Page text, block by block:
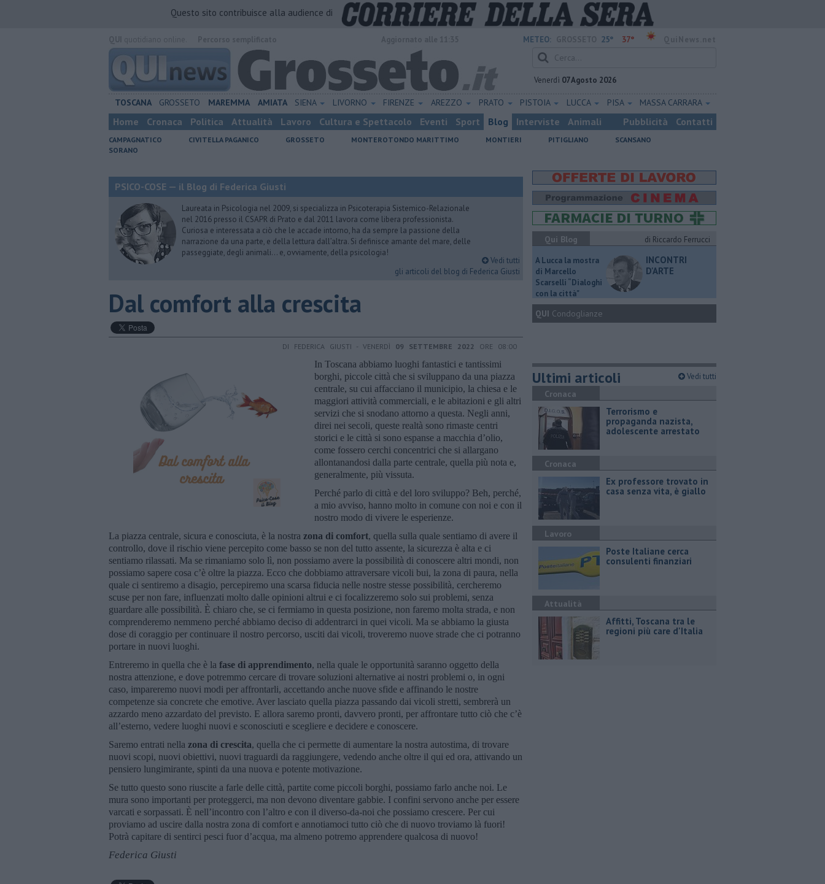
Questo sito contribuisce alla audience di
METEO: 25° 37°
Venerdì 07 Agosto 2026
TOSCANA GROSSETO MAREMMA AMIATA SIENA LIVORNO FIRENZE AREZZO PRATO PISTOIA LUCCA PISA MASSA CARRARA
Home Cronaca Politica Attualità Lavoro Cultura e Spettacolo Eventi Sport Blog Interviste Animali Pubblicità Contatti
CAMPAGNATICO CIVITELLA PAGANICO GROSSETO MONTEROTONDO MARITTIMO MONTIERI PITIGLIANO
SCANSANO
SORANO
PSICO-COSE — il Blog di Federica Giusti
Laureata in Psicologia nel 2009, si specializza in Psicoterapia Sistemico-Relazionale
nel 2016 presso il CSAPR di Prato e dal 2011 lavora come libera professionista.
Curiosa e interessata a ciò che le accade intorno, ha da sempre la passione della
narrazione da una parte, e della lettura dall’altra. Si definisce amante del mare, delle
passeggiate, degli animali… e, ovviamente, della psicologia!
Vedi tutti
gli articoli del blog di Federica Giusti
​Dal comfort alla crescita
DI FEDERICA GIUSTI - VENERDÌ 09 SETTEMBRE 2022 ORE 08:00
In Toscana abbiamo luoghi fantastici e tantissimi
borghi, piccole città che si sviluppano da una piazza
centrale, su cui affacciano il municipio, la chiesa e le
maggiori attività commerciali, e le abitazioni e gli altri
servizi che si snodano attorno a questa. Negli anni,
direi nei secoli, queste realtà sono rimaste centri
storici e le città si sono espanse a macchia d’olio,
come fossero cerchi concentrici che si allargano
allontanandosi dalla parte centrale, quella più nota e,
generalmente, più vissuta.
Perché parlo di città e del loro sviluppo? Beh, perché,
a mio avviso, hanno molto in comune con noi e con il
nostro modo di vivere le esperienze.
La piazza centrale, sicura e conosciuta, è la nostra zona di comfort, quella sulla quale sentiamo di avere il
controllo, dove il rischio viene percepito come basso se non del tutto assente, la sicurezza è alta e ci
sentiamo rilassati. Ma se rimaniamo solo lì, non possiamo avere la possibilità di conoscere altri mondi, non
possiamo sapere cosa c’è oltre la piazza. Ecco che dobbiamo attraversare vicoli bui, la zona di paura, nella
quale ci sentiremo a disagio, percepiremo una scarsa fiducia nelle nostre stesse possibilità, cercheremo
scuse per non fare, influenzati molto dalle opinioni altrui e ci focalizzeremo solo sui problemi, senza
guardare alle possibilità. È chiaro che, se ci fermiamo in questa posizione, non faremo molta strada, e non
comprenderemo nemmeno perché abbiamo deciso di addentrarci in quei vicoli. Ma se abbiamo la giusta
dose di coraggio per continuare il nostro percorso, usciti dai vicoli, troveremo nuove strade che ci potranno
portare in nuovi luoghi.
Entreremo in quella che è la fase di apprendimento, nella quale le opportunità saranno oggetto della
nostra attenzione, e dove potremmo cercare di trovare soluzioni alternative ai nostri problemi o, in ogni
caso, impareremo nuovi modi per affrontarli, accettando anche nuove sfide e affinando le nostre
competenze sia concrete che emotive. Aver lasciato quella piazza passando dai vicoli stretti, sembrerà un
azzardo meno azzardato del previsto. E allora saremo pronti, davvero pronti, per affrontare tutto ciò che c’è
all’esterno, vedere luoghi nuovi e sconosciuti e scegliere e decidere e conoscere.
Saremo entrati nella zona di crescita, quella che ci permette di aumentare la nostra autostima, di trovare
nuovi scopi, nuovi obiettivi, nuovi traguardi da raggiungere, vedendo anche oltre il qui ed ora, attivando un
pensiero lungimirante, spinti da una nuova e potente motivazione.
Se tutto questo sono riuscite a farle delle città, partite come piccoli borghi, possiamo farlo anche noi. Le
mura sono importanti per proteggerci, ma non devono diventare gabbie. I confini servono anche per essere
varcati e sorpassati. È nell’incontro con l’altro e con il diverso-da-noi che possiamo crescere. Per cui
proviamo ad uscire dalla nostra zona di comfort e annotiamoci tutto ciò che di nuovo troviamo là fuori!
Potrà capitare di sentirci pesci fuor d’acqua, ma almeno potremo apprendere qualcosa di nuovo!
Federica Giusti
Qui Blog
di Riccardo Ferrucci
A Lucca la mostra
di Marcello
Scarselli “Dialoghi
con la città"
INCONTRI
D'ARTE
QUI Condoglianze
Ultimi articoli Vedi tutti
Cronaca
Terrorismo e
propaganda nazista,
adolescente arrestato
Cronaca
Ex professore trovato in
casa senza vita, è giallo
Lavoro
Poste Italiane cerca
consulenti finanziari
Attualità
Affitti, Toscana tra le
regioni più care d'Italia